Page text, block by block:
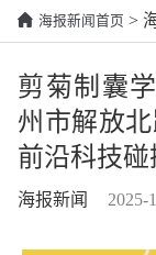
海报新闻首页 >
剪菊制囊
州市解放
前沿科技
海报新闻 2025-